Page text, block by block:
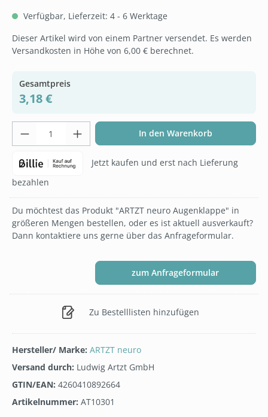
Verfügbar, Lieferzeit: 4 - 6 Werktage
Dieser Artikel wird von einem Partner versendet. Es werden
Versandkosten in Höhe von 6,00 € berechnet.
Gesamtpreis
3,18 €
Produkt Anzahl: Gib den gewünschten
In den Warenkorb
Jetzt kaufen und erst nach Lieferung
bezahlen
Du möchtest das Produkt "ARTZT neuro Augenklappe" in
größeren Mengen bestellen, oder es ist aktuell ausverkauft?
Dann kontaktiere uns gerne über das Anfrageformular.
zum Anfrageformular
Zu Bestelllisten hinzufügen
Hersteller/ Marke: ARTZT neuro
Versand durch: Ludwig Artzt GmbH
GTIN/EAN: 4260410892664
Artikelnummer: AT10301